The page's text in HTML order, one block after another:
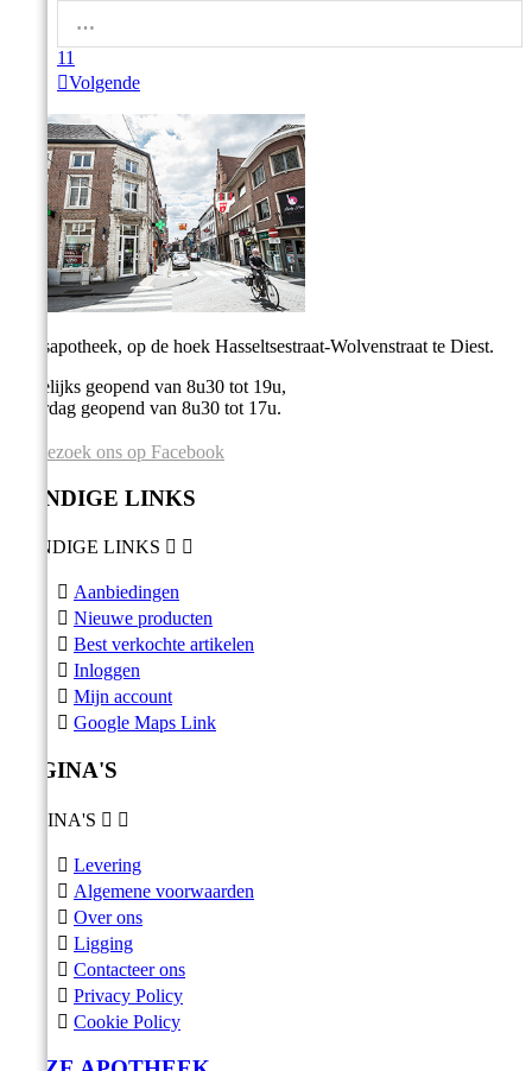
…
11
Volgende
Stadsapotheek, op de hoek Hasseltsestraat-Wolvenstraat te Diest.
Dagelijks geopend van 8u30 tot 19u,
Zaterdag geopend van 8u30 tot 17u.
Bezoek ons op Facebook
HANDIGE LINKS
HANDIGE LINKS  
 Aanbiedingen
 Nieuwe producten
 Best verkochte artikelen
 Inloggen
 Mijn account
 Google Maps Link
PAGINA'S
PAGINA'S  
 Levering
 Algemene voorwaarden
 Over ons
 Ligging
 Contacteer ons
 Privacy Policy
 Cookie Policy